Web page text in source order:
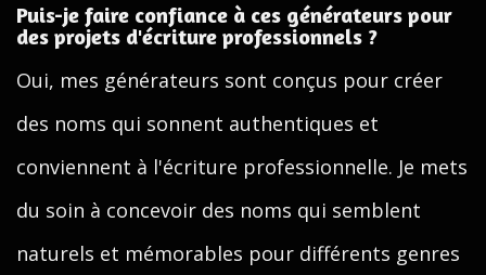
Puis-je faire confiance à ces générateurs pour
des projets d'écriture professionnels ?
Oui, mes générateurs sont conçus pour créer
des noms qui sonnent authentiques et
conviennent à l'écriture professionnelle. Je mets
du soin à concevoir des noms qui semblent
naturels et mémorables pour différents genres